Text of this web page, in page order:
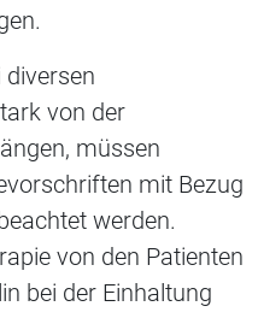
diversen
von der
müssen
mit Bezug
werden.
von den Patienten
bei der Einhaltung